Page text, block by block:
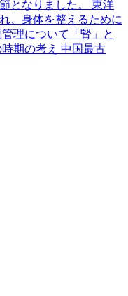
となりました。 東洋
、身体を整えるために
理について「腎」と
時期の考え 中国最古